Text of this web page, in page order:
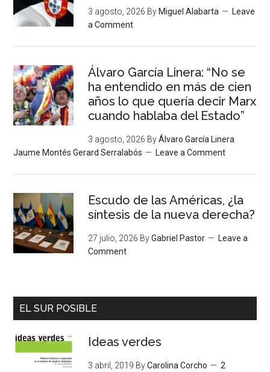
3 agosto, 2026 By Miguel Alabarta
Leave
a Comment
Álvaro García Linera: “No se
ha entendido en más de cien
años lo que quería decir Marx
cuando hablaba del Estado”
3 agosto, 2026 ByÁlvaro García Linera
Jaume Montés Gerard Serralabós
Leave a Comment
Escudo de las Américas, ¿la
síntesis de la nueva derecha?
27 julio, 2026 ByGabriel Pastor
Leave a
Comment
EL SUR POSIBLE
Ideas verdes
3 abril, 2019 ByCarolina Corcho 2